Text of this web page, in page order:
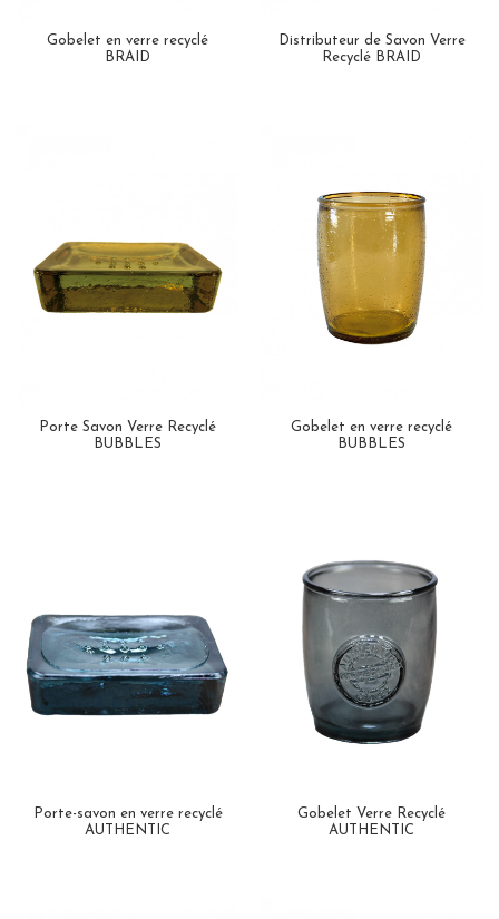
Gobelet en verre recyclé
BRAID
Distributeur de Savon Verre
Recyclé BRAID
Porte Savon Verre Recyclé
BUBBLES
Gobelet en verre recyclé
BUBBLES
Porte-savon en verre recyclé
AUTHENTIC
Gobelet Verre Recyclé
AUTHENTIC